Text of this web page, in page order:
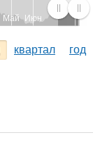
Май Июн
квартал год